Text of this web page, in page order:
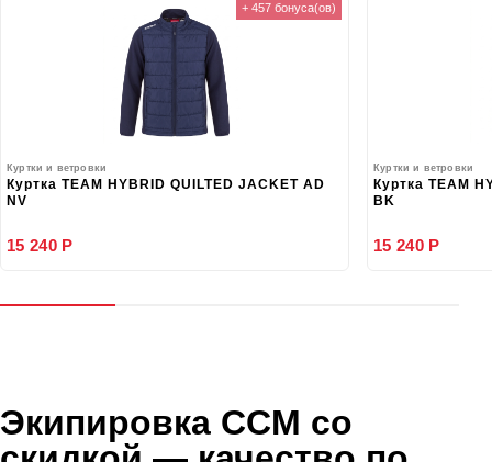
+ 457 бонуса(ов)
Куртки и ветровки
Куртка TEAM HYBRID QUILTED JACKET AD
NV
15 240 Р
Куртки и ветровки
Куртка TEAM
BK
15 240 Р
Экипировка CCM со